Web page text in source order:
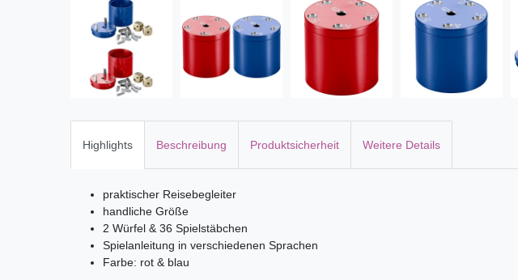
Highlights Beschreibung Produktsicherheit Weitere Details
praktischer Reisebegleiter
handliche Größe
2 Würfel & 36 Spielstäbchen
Spielanleitung in verschiedenen Sprachen
Farbe: rot & blau